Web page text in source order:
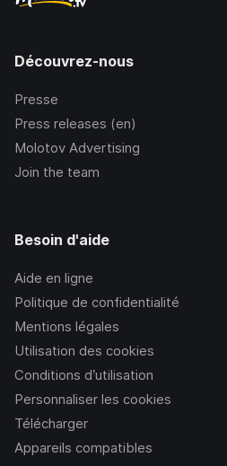
Découvrez-nous
Presse
Press releases (en)
Molotov Advertising
Join the team
Besoin d'aide
Aide en ligne
Politique de confidentialité
Mentions légales
Utilisation des cookies
Conditions d’utilisation
Personnaliser les cookies
Télécharger
Appareils compatibles